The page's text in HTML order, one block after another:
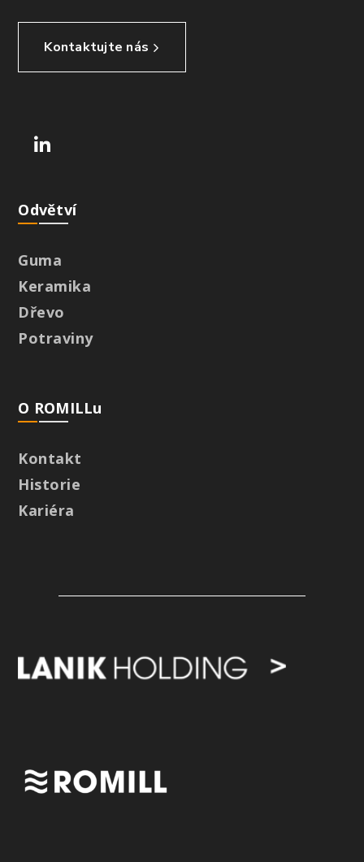
Kontaktujte nás
Odvětví
Guma
Keramika
Dřevo
Potraviny
O ROMILLu
Kontakt
Historie
Kariéra